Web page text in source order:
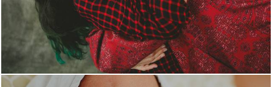
1933 0